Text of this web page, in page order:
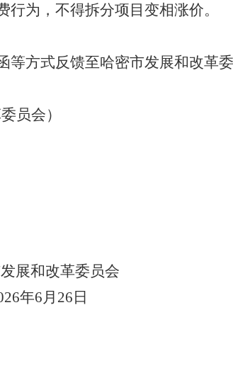
行为，不得拆分项目变相涨价。
等方式反馈至哈密市发展和改革
员会）
改革委员会
年6 月 26 日